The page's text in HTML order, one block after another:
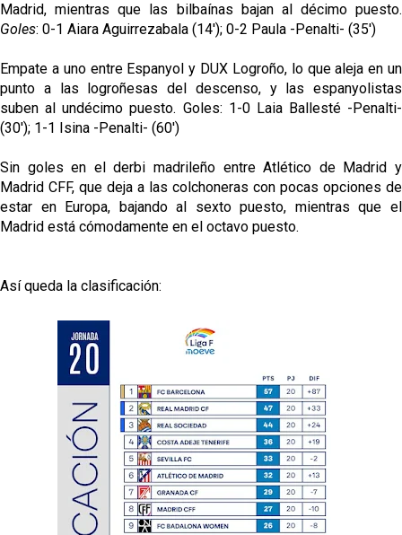
Madrid, mientras que las bilbaínas bajan al décimo puesto.
Goles: 0-1 Aiara Aguirrezabala (14'); 0-2 Paula -Penalti- (35')
Empate a uno entre Espanyol y DUX Logroño, lo que aleja en un
punto a las logroñesas del descenso, y las espanyolistas
suben al undécimo puesto. Goles: 1-0 Laia Ballesté -Penalti-
(30'); 1-1 Isina -Penalti- (60')
Sin goles en el derbi madrileño entre Atlético de Madrid y
Madrid CFF, que deja a las colchoneras con pocas opciones de
estar en Europa, bajando al sexto puesto, mientras que el
Madrid está cómodamente en el octavo puesto.
Así queda la clasificación: